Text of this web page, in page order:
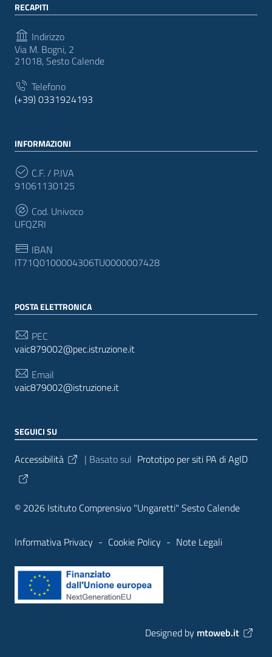
RECAPITI
Indirizzo
Via M. Bogni, 2
21018, Sesto Calende
Telefono
(+39) 0331924193
INFORMAZIONI
C.F. / P.IVA
91061130125
Cod. Univoco
UFQZRI
IBAN
IT71Q0100004306TU0000007428
POSTA ELETTRONICA
PEC
vaic879002@pec.istruzione.it
Email
vaic879002@istruzione.it
SEGUICI SU
Sezione Link Utili
Accessibilità | Basato sul Prototipo per siti PA di AgID
© 2026 Istituto Comprensivo "Ungaretti" Sesto Calende
Informativa Privacy - Cookie Policy - Note Legali
Designed by mtoweb.it